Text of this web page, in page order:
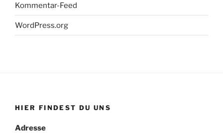
Kommentar-Feed
WordPress.org
HIER FINDEST DU UNS
Adresse